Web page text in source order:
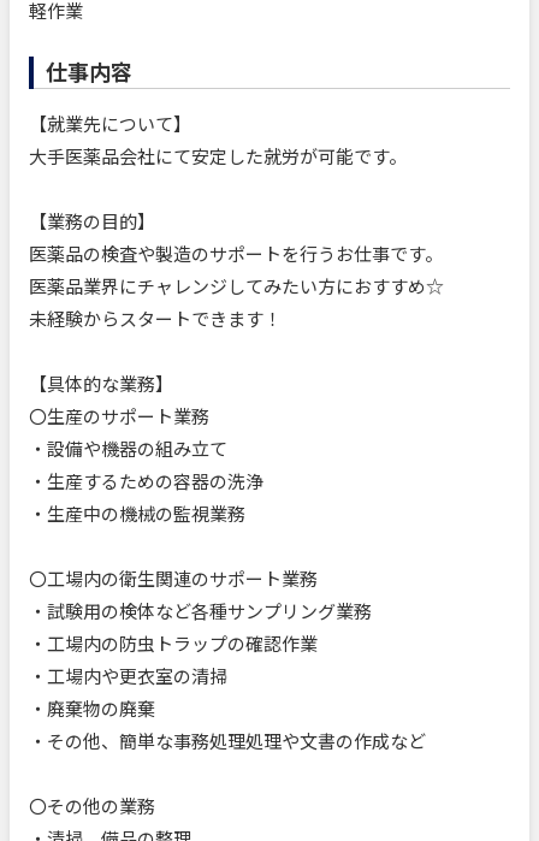
軽作業
仕事内容
【就業先について】
大手医薬品会社にて安定した就労が可能です。
【業務の目的】
医薬品の検査や製造のサポートを行うお仕事です。
医薬品業界にチャレンジしてみたい方におすすめ☆
未経験からスタートできます！
【具体的な業務】
〇生産のサポート業務
・設備や機器の組み立て
・生産するための容器の洗浄
・生産中の機械の監視業務
〇工場内の衛生関連のサポート業務
・試験用の検体など各種サンプリング業務
・工場内の防虫トラップの確認作業
・工場内や更衣室の清掃
・廃棄物の廃棄
・その他、簡単な事務処理処理や文書の作成など
〇その他の業務